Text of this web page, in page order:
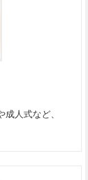
人式など、